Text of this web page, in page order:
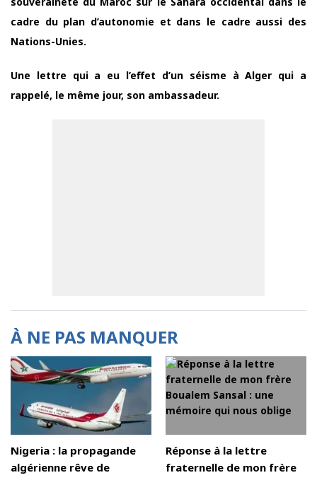
cadre du plan d’autonomie et dans le cadre aussi des
Nations-Unies.
Une lettre qui a eu l’effet d’un séisme à Alger qui a
rappelé, le même jour, son ambassadeur.
À NE PAS MANQUER
Nigeria : la propagande
algérienne rêve de
Réponse à la lettre
fraternelle de mon frère